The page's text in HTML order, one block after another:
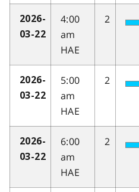
2026-
03-22
4:00
am
HAE
2
2026-
03-22
5:00
am
HAE
2
2026-
03-22
6:00
am
HAE
2